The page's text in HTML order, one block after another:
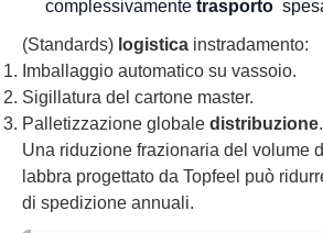
complessivamente trasporto
(Standards) logistica instradamento:
Imballaggio automatico su vassoio.
Sigillatura del cartone master.
Palletizzazione globale distribuzione.
Una riduzione frazionaria del volume
labbra progettato da Topfeel può
di spedizione annuali.